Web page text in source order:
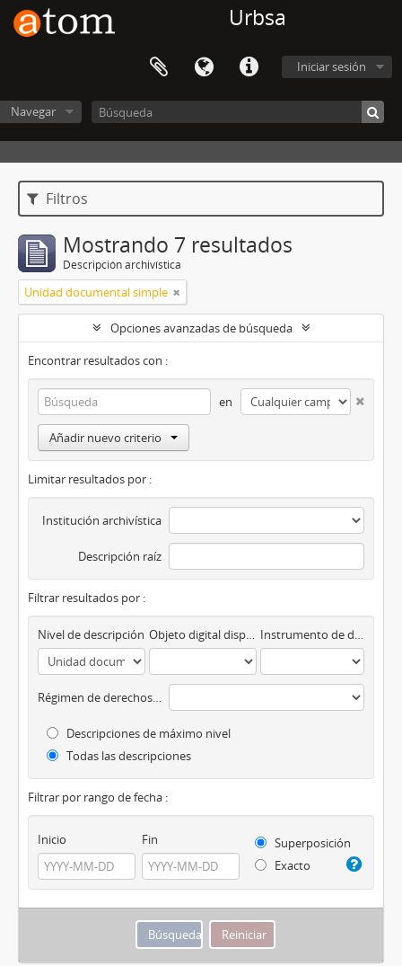
Urbsa
Iniciar sesión
Navegar
Filtros
Mostrando 7 resultados
Descripción archivística
Unidad documental simple
Opciones avanzadas de búsqueda
Encontrar resultados con :
en
Añadir nuevo criterio
Limitar resultados por :
Institución archivística
Descripción raíz
Filtrar resultados por :
Nivel de descripción Objeto digital disponibles Instrumento de descripción
Régimen de derechos de autor
Descripciones de máximo nivel
Todas las descripciones
Filtrar por rango de fecha :
Inicio Fin
Superposición
Exacto